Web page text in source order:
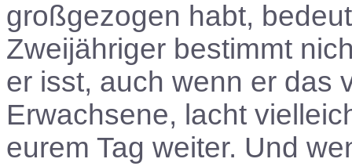
großgezogen habt,
Zweijähriger bestimmt
er isst, auch wenn er das
Erwachsene, lacht
eurem Tag weiter. Und